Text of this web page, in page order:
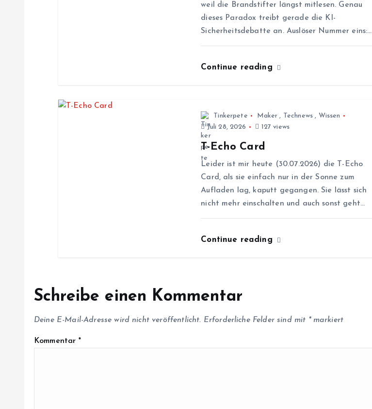
n
weil die Brandstifter längst mitlesen. Genau
dieses Paradox treibt gerade die KI-
Sicherheitsdebatte an. Auslöser Nummer eins:…
Continue reading
Tinkerpete Maker , Technews , Wissen
Juli 28, 2026
127 views
T-Echo Card
Leider ist mir heute (30.07.2026) die T-Echo
Card, als sie einfach nur in der Sonne zum
Aufladen lag, kaputt gegangen. Sie lässt sich
nicht mehr einschalten und auch sonst geht…
Continue reading
Schreibe einen Kommentar
Deine E-Mail-Adresse wird nicht veröffentlicht. Erforderliche Felder sind mit *markiert
Kommentar *